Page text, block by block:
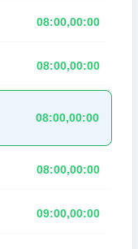
08:00,00:00
08:00,00:00
08:00,00:00
08:00,00:00
09:00,00:00